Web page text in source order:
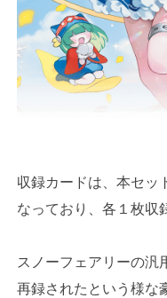
収録カードは、本セッ
なっており、各１枚収
スノーフェアリーの汎
再録されたという様な